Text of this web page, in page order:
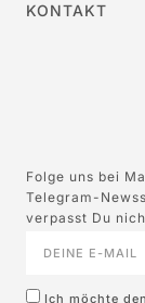
KONTAKT
Folge uns bei
Telegram-
verpasst Du
Ich möchte